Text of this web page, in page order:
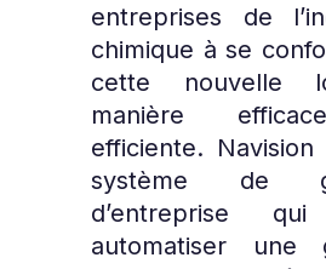
entreprises de
chimique à se
cette nouvelle
manière
efficiente.
système de
d’entreprise
automatiser une